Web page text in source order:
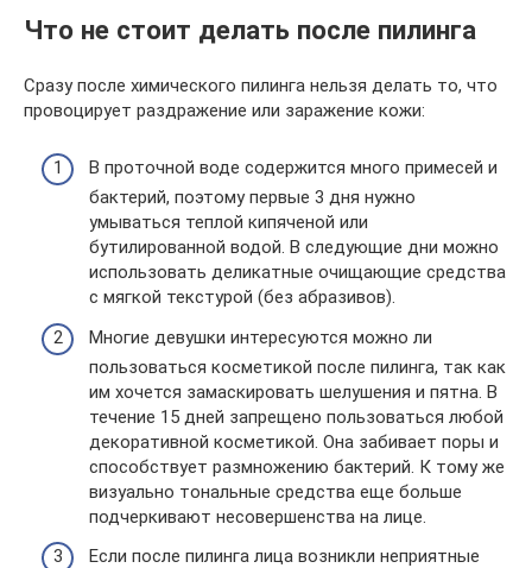
Что не стоит делать после пилинга
Сразу после химического пилинга нельзя делать то, что
провоцирует раздражение или заражение кожи:
В проточной воде содержится много примесей и
бактерий, поэтому первые 3 дня нужно
умываться теплой кипяченой или
бутилированной водой. В следующие дни можно
использовать деликатные очищающие средства
с мягкой текстурой (без абразивов).
Многие девушки интересуются можно ли
пользоваться косметикой после пилинга, так как
им хочется замаскировать шелушения и пятна. В
течение 15 дней запрещено пользоваться любой
декоративной косметикой. Она забивает поры и
способствует размножению бактерий. К тому же
визуально тональные средства еще больше
подчеркивают несовершенства на лице.
Если после пилинга лица возникли неприятные